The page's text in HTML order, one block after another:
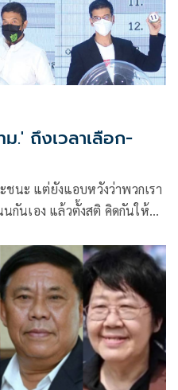
.' ถึงเวลาเลือก-
ชนะ แต่ยังแอบหวังว่าพวกเรา
นเอง แล้วตั้งสติ คิดกันให้ดีๆ